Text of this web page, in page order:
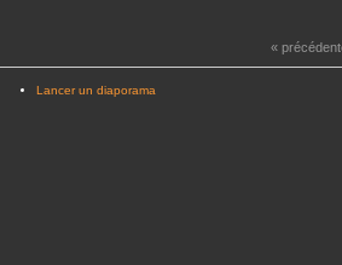
«
Lancer un diaporama